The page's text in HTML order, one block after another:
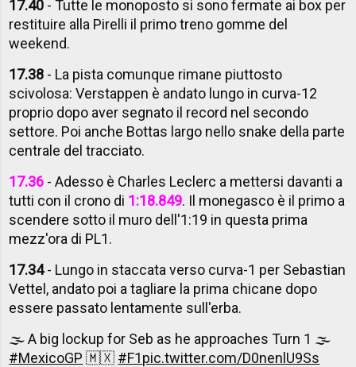
17.40 - Tutte le monoposto si sono fermate ai box per
restituire alla Pirelli il primo treno gomme del
weekend.
17.38 - La pista comunque rimane piuttosto
scivolosa: Verstappen è andato lungo in curva-12
proprio dopo aver segnato il record nel secondo
settore. Poi anche Bottas largo nello snake della parte
centrale del tracciato.
17.36 - Adesso è Charles Leclerc a mettersi davanti a
tutti con il crono di 1:18.849. Il monegasco è il primo a
scendere sotto il muro dell'1:19 in questa prima
mezz'ora di PL1.
17.34- Lungo in staccata verso curva-1 per Sebastian
Vettel, andato poi a tagliare la prima chicane dopo
essere passato lentamente sull'erba.
🌫️ A big lockup for Seb as he approaches Turn 1 🌫️
#MexicoGP 🇲🇽 #F1pic.twitter.com/D0nenlU9Ss